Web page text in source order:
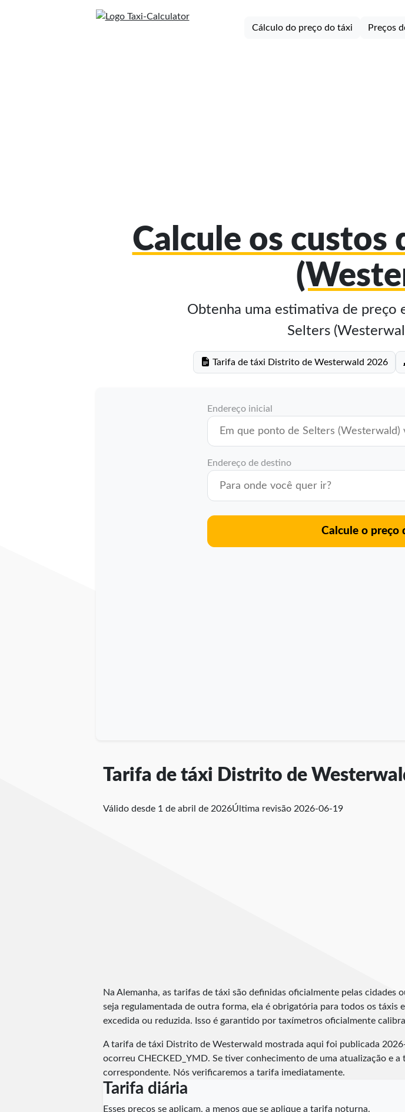
Cálculo do preço do táxi Preços
Calcule os custos
Obtenha uma estimativa de preço
Selters
Tarifa de táxi Distrito de Westerwald 2026
Endereço inicial
Endereço de destino
Calcule o preço
Tarifa de táxi Distrito de
Válido desde 1 de abril de 2026Última revisão 2026-06-19
Na Alemanha, as tarifas de táxi são definidas oficialmente pelas
seja regulamentada de outra forma, ela é obrigatória para todos os
excedida ou reduzida. Isso é garantido por taxímetros oficialmente
A tarifa de táxi Distrito de Westerwald mostrada aqui foi publicada
ocorreu CHECKED_YMD. Se tiver conhecimento de uma atualização e
correspondente. Nós verificaremos a tarifa imediatamente.
Tarifa diária
Esses preços se aplicam, a menos que se aplique a tarifa noturna.